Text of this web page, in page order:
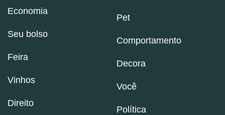
Economia
Seu bolso
Feira
Vinhos
Direito
Pet
Comportamento
Decora
Você
Política